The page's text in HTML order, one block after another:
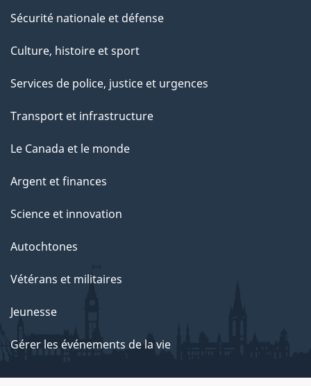
Sécurité nationale et défense
Culture, histoire et sport
Services de police, justice et urgences
Transport et infrastructure
Le Canada et le monde
Argent et finances
Science et innovation
Autochtones
Vétérans et militaires
Jeunesse
Gérer les événements de la vie